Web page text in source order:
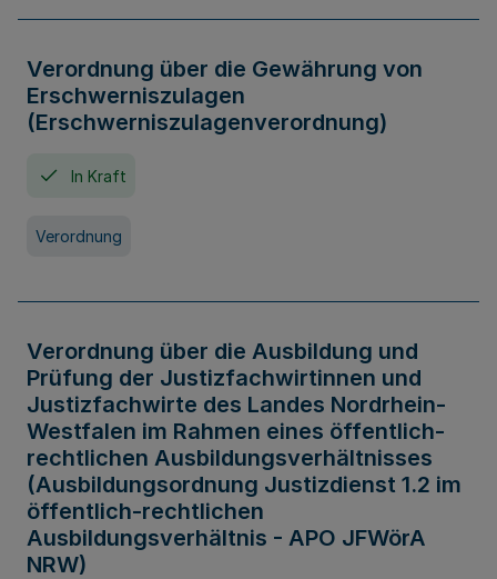
Verordnung über die Gewährung von
Erschwerniszulagen
(Erschwerniszulagenverordnung)
In Kraft
Verordnung
Verordnung über die Ausbildung und
Prüfung der Justizfachwirtinnen und
Justizfachwirte des Landes Nordrhein-
Westfalen im Rahmen eines öffentlich-
rechtlichen Ausbildungsverhältnisses
(Ausbildungsordnung Justizdienst 1.2 im
öffentlich-rechtlichen
Ausbildungsverhältnis - APO JFWörA
NRW)